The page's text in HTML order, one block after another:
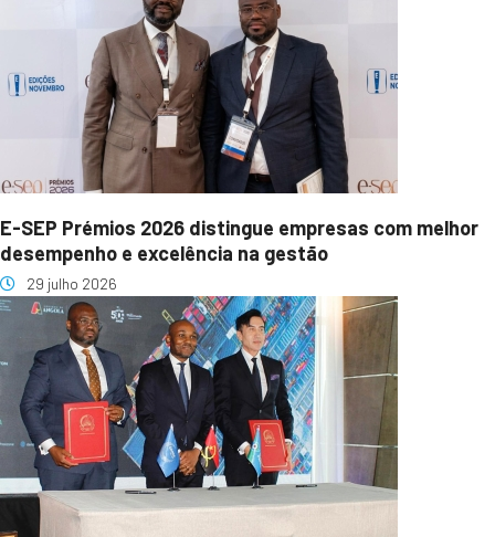
E-SEP Prémios 2026 distingue empresas com melhor
desempenho e excelência na gestão
29 julho 2026